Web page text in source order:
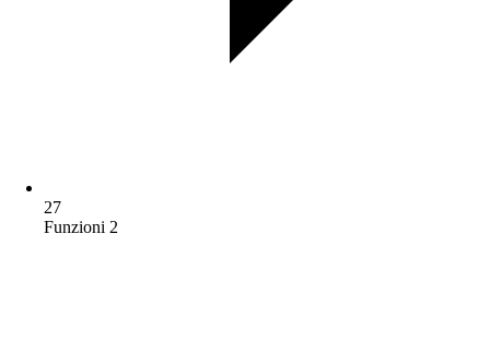
27
Funzioni 2